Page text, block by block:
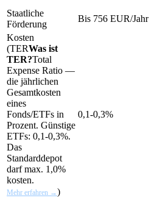
Staatliche
Förderung
Bis 756 EUR/Jahr
Kosten
(TERWas ist
TER?Total
Expense Ratio —
die jährlichen
Gesamtkosten
eines
Fonds/ETFs in
Prozent. Günstige
ETFs: 0,1-0,3%.
Das
Standarddepot
darf max. 1,0%
kosten.
Mehr erfahren →)
0,1-0,3%